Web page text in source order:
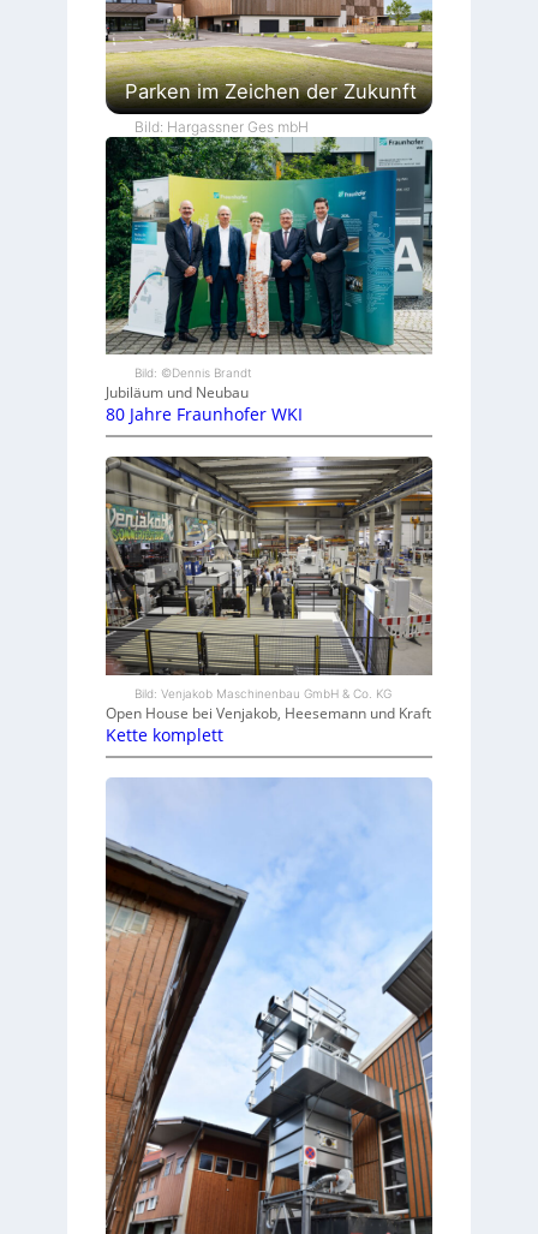
Parken im Zeichen der Zukunft
Bild: Hargassner Ges mbH
Bild: ©Dennis Brandt
Jubiläum und Neubau
80 Jahre Fraunhofer WKI
Bild: Venjakob Maschinenbau GmbH & Co. KG
Open House bei Venjakob, Heesemann und Kraft
Kette komplett